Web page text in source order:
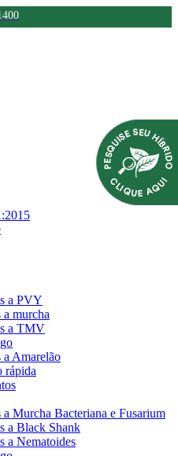
a PVY
a murcha
a TMV
a Amarelão
rápida
a Murcha Bacteriana e Fusarium
a Black Shank
a Nematoides